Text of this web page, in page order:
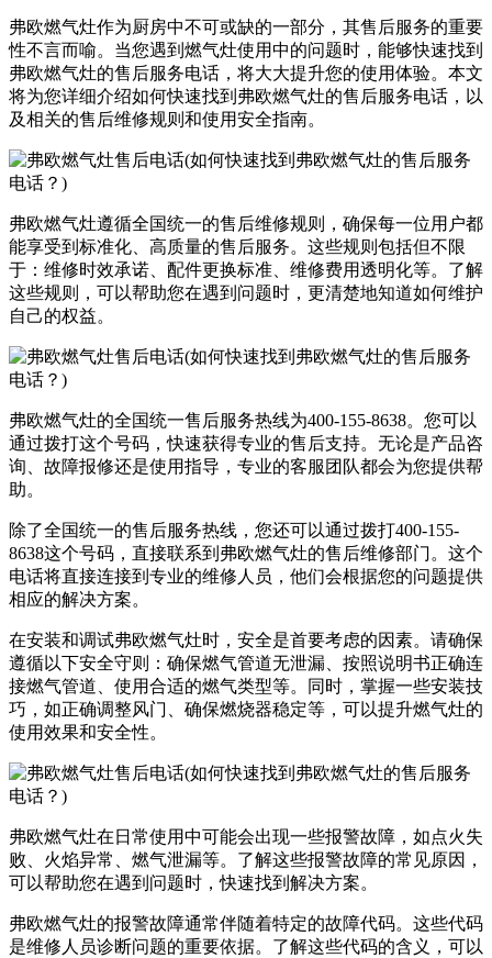
弗欧燃气灶作为厨房中不可或缺的一部分，其售后服务的重要
性不言而喻。当您遇到燃气灶使用中的问题时，能够快速找到
弗欧燃气灶的售后服务电话，将大大提升您的使用体验。本文
将为您详细介绍如何快速找到弗欧燃气灶的售后服务电话，以
及相关的售后维修规则和使用安全指南。
弗欧燃气灶遵循全国统一的售后维修规则，确保每一位用户都
能享受到标准化、高质量的售后服务。这些规则包括但不限
于：维修时效承诺、配件更换标准、维修费用透明化等。了解
这些规则，可以帮助您在遇到问题时，更清楚地知道如何维护
自己的权益。
弗欧燃气灶的全国统一售后服务热线为400-155-8638。您可以
通过拨打这个号码，快速获得专业的售后支持。无论是产品咨
询、故障报修还是使用指导，专业的客服团队都会为您提供帮
助。
除了全国统一的售后服务热线，您还可以通过拨打400-155-
8638这个号码，直接联系到弗欧燃气灶的售后维修部门。这个
电话将直接连接到专业的维修人员，他们会根据您的问题提供
相应的解决方案。
在安装和调试弗欧燃气灶时，安全是首要考虑的因素。请确保
遵循以下安全守则：确保燃气管道无泄漏、按照说明书正确连
接燃气管道、使用合适的燃气类型等。同时，掌握一些安装技
巧，如正确调整风门、确保燃烧器稳定等，可以提升燃气灶的
使用效果和安全性。
弗欧燃气灶在日常使用中可能会出现一些报警故障，如点火失
败、火焰异常、燃气泄漏等。了解这些报警故障的常见原因，
可以帮助您在遇到问题时，快速找到解决方案。
弗欧燃气灶的报警故障通常伴随着特定的故障代码。这些代码
是维修人员诊断问题的重要依据。了解这些代码的含义，可以